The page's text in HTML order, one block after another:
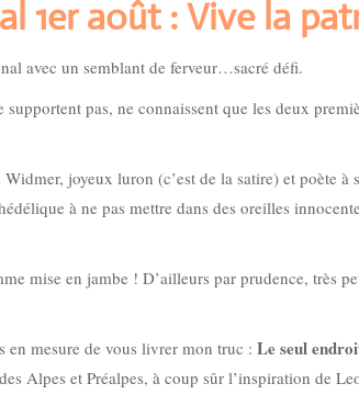
1er août : Vive la
avec un semblant de ferveur…sacré défi.
pas, ne connaissent que les deux
joyeux luron (c’est de la satire) et poète à
à ne pas mettre dans des oreilles
mise en jambe ! D’ailleurs par prudence, très
en mesure de vous livrer mon truc : Le seul
Alpes et Préalpes, à coup sûr l’inspiration de